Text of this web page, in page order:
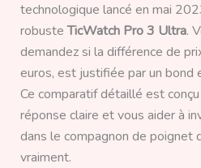
technologique lancé en mai
robusteTicWatch Pro 3 Ultra.
demandez si la différence de
euros, est justifiée par un bond
Ce comparatif détaillé est
réponse claire et vous aider à
dans le compagnon de poignet
vraiment.